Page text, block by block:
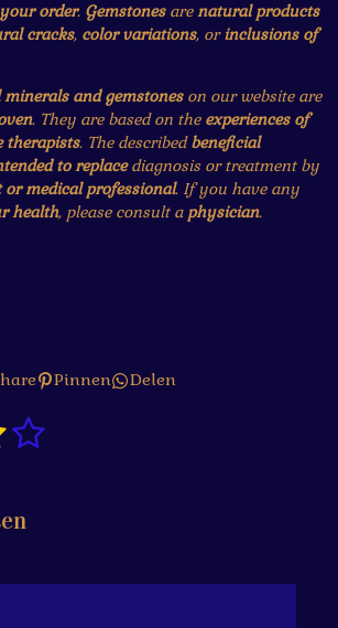
order. Gemstonesarenatural products
cracks, color variations, orinclusions of
and gemstoneson our website are
. They are based on the experiences of
therapists. The describedbeneficial
to replacediagnosis or treatment by
medical professional. If you have any
health, please consult a physician.
Pinnen Delen
5
e
r
S